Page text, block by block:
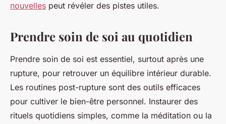
nouvelles peut révéler des pistes utiles.
Prendre soin de soi au quotidien
Prendre soin de soi est essentiel, surtout après une
rupture, pour retrouver un équilibre intérieur durable.
Les routines post-rupture sont des outils efficaces
pour cultiver le bien-être personnel. Instaurer des
rituels quotidiens simples, comme la méditation ou la